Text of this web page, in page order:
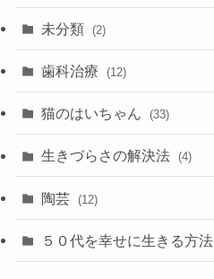
未分類 (2)
歯科治療 (12)
猫のはいちゃん (33)
生きづらさの解決法 (4)
陶芸 (12)
５０代を幸せに生きる方法